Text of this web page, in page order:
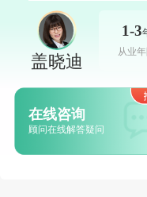
明到当代国际关
络。除了核心课
课，包括绘画、
为学生的创造力
盖法语、西班牙
生对不同文化的
盖晓迪
1-3
从业
在线咨询
顾问在线解答疑问